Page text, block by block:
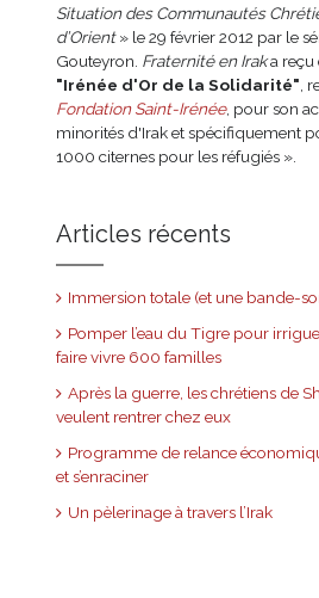
Situation des Communautés
d’Orient» le 29 février 2012 par le
Gouteyron. Fraternité en Iraka reçu
"Irénée d'Or de la Solidarité" ,
Fondation Saint-Irénée, pour son
minorités d'Irak et spécifiquement
1000 citernes pour les réfugiés ».
Articles récents
Immersion totale (et une bande-
Pomper l’eau du Tigre pour
faire vivre 600 familles
Après la guerre, les chrétiens de
veulent rentrer chez eux
Programme de relance
et s’enraciner
Un pèlerinage à travers l’Irak